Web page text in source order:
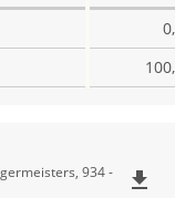
934 -
file_download